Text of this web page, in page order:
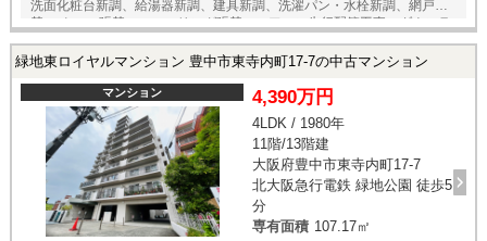
洗面化粧台新調、給湯器新調、建具新調、洗濯パン・水栓新調、網戸張
替、 クロス張替、フローリング張替、エアコン先行配管工事、ダウンラ
３階部分！ ◆専有面積７３．４５㎡の３ＬＤＫタイプ！ ◆南西向きのた
コン設置可能！ ◆食洗器、浴室乾燥機など室内設備が充実！ ◆安心のア
フター保証付き！ ◆住宅ローン控除適用可能マンション！ ★内覧予約
受付中★ 当店までお電話いただくか、もしくは24時間対応可能「内覧予
約・お問い合わせ」フォームよりお問い合わせ下さい！
緑地東ロイヤルマンション 豊中市東寺内町17-7の中古マンション
マンション 4,390万円
4LDK / 1980年
11階/13階建
大阪府豊中市東寺内町17-7
北大阪急行電鉄 緑地公園 徒歩5
分
専有面積 107.17㎡